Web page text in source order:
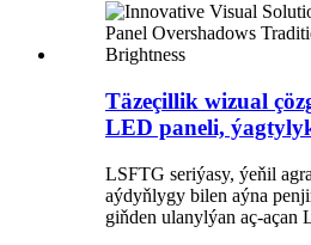
Täzeçillik wizual
LED paneli,
LSFTG seriýasy, ýeňil
aýdyňlygy bilen aýna
giňden ulanylýan aç-açan